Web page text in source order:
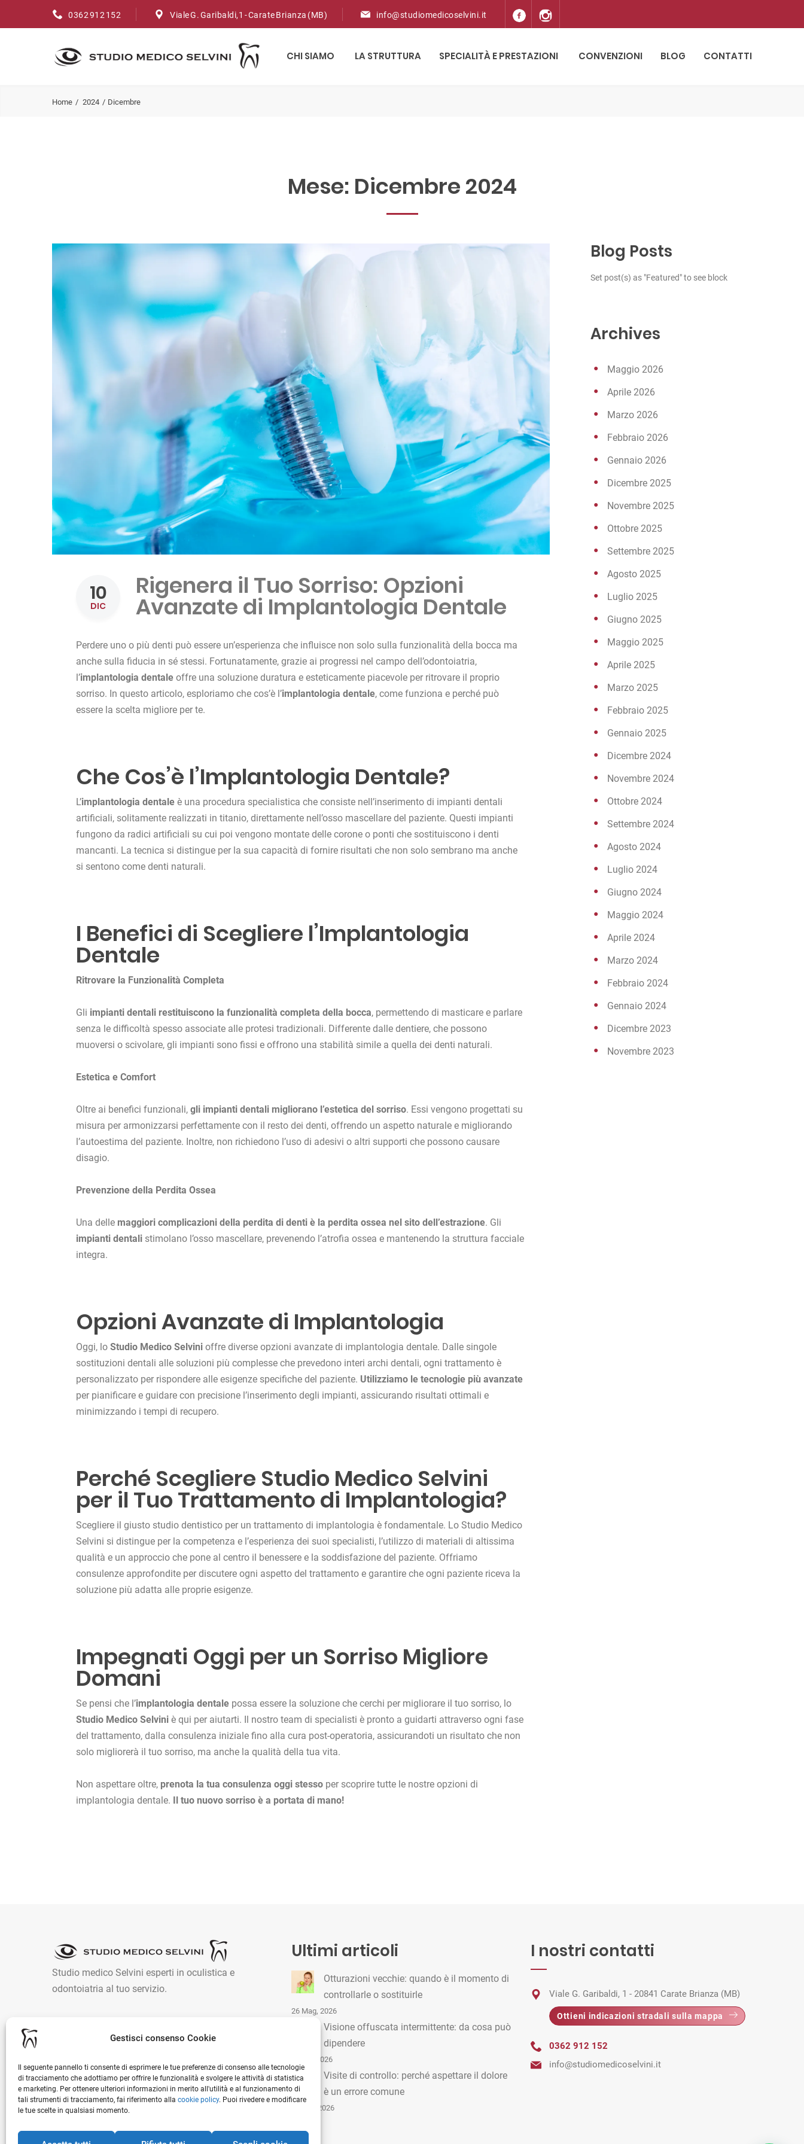
Gestisci consenso Cookie
Il seguente pannello ti consente di esprimere le tue preferenze di consenso alle tecnologie
di tracciamento che adottiamo per offrire le funzionalità e svolgere le attività di statistica
e marketing. Per ottenere ulteriori informazioni in merito all'utilità e al funzionamento di
tali strumenti di tracciamento, fai riferimento alla cookie policy. Puoi rivedere e modificare
le tue scelte in qualsiasi momento.
0362 912 152 Viale G. Garibaldi,1 - Carate Brianza (MB) info@studiomedicoselvini.it
CHI SIAMO LA STRUTTURA SPECIALITÀ E PRESTAZIONI CONVENZIONI BLOG CONTATTI
Home 2024 Dicembre
Mese: Dicembre 2024
10
DIC
Rigenera il Tuo Sorriso: Opzioni
Avanzate di Implantologia Dentale
Perdere uno o più denti può essere un’esperienza che influisce non solo sulla funzionalità della bocca ma
anche sulla fiducia in sé stessi. Fortunatamente, grazie ai progressi nel campo dell’odontoiatria,
l’implantologia dentale offre una soluzione duratura e esteticamente piacevole per ritrovare il proprio
sorriso. In questo articolo, esploriamo che cos’è l’implantologia dentale, come funziona e perché può
essere la scelta migliore per te.
Che Cos’è l’Implantologia Dentale?
L’implantologia dentale è una procedura specialistica che consiste nell’inserimento di impianti dentali
artificiali, solitamente realizzati in titanio, direttamente nell’osso mascellare del paziente. Questi impianti
fungono da radici artificiali su cui poi vengono montate delle corone o ponti che sostituiscono i denti
mancanti. La tecnica si distingue per la sua capacità di fornire risultati che non solo sembrano ma anche
si sentono come denti naturali.
I Benefici di Scegliere l’Implantologia
Dentale
Ritrovare la Funzionalità Completa
Gli impianti dentali restituiscono la funzionalità completa della bocca, permettendo di masticare e parlare
senza le difficoltà spesso associate alle protesi tradizionali. Differente dalle dentiere, che possono
muoversi o scivolare, gli impianti sono fissi e offrono una stabilità simile a quella dei denti naturali.
Estetica e Comfort
Oltre ai benefici funzionali, gli impianti dentali migliorano l’estetica del sorriso. Essi vengono progettati su
misura per armonizzarsi perfettamente con il resto dei denti, offrendo un aspetto naturale e migliorando
l’autoestima del paziente. Inoltre, non richiedono l’uso di adesivi o altri supporti che possono causare
disagio.
Prevenzione della Perdita Ossea
Una delle maggiori complicazioni della perdita di denti è la perdita ossea nel sito dell’estrazione. Gli
impianti dentali stimolano l’osso mascellare, prevenendo l’atrofia ossea e mantenendo la struttura facciale
integra.
Opzioni Avanzate di Implantologia
Oggi, lo Studio Medico Selvini offre diverse opzioni avanzate di implantologia dentale. Dalle singole
sostituzioni dentali alle soluzioni più complesse che prevedono interi archi dentali, ogni trattamento è
personalizzato per rispondere alle esigenze specifiche del paziente. Utilizziamo le tecnologie più avanzate
per pianificare e guidare con precisione l’inserimento degli impianti, assicurando risultati ottimali e
minimizzando i tempi di recupero.
Perché Scegliere Studio Medico Selvini
per il Tuo Trattamento di Implantologia?
Scegliere il giusto studio dentistico per un trattamento di implantologia è fondamentale. Lo Studio Medico
Selvini si distingue per la competenza e l’esperienza dei suoi specialisti, l’utilizzo di materiali di altissima
qualità e un approccio che pone al centro il benessere e la soddisfazione del paziente. Offriamo
consulenze approfondite per discutere ogni aspetto del trattamento e garantire che ogni paziente riceva la
soluzione più adatta alle proprie esigenze.
Impegnati Oggi per un Sorriso Migliore
Domani
Se pensi che l’implantologia dentale possa essere la soluzione che cerchi per migliorare il tuo sorriso, lo
Studio Medico Selvini è qui per aiutarti. Il nostro team di specialisti è pronto a guidarti attraverso ogni fase
del trattamento, dalla consulenza iniziale fino alla cura post-operatoria, assicurandoti un risultato che non
solo migliorerà il tuo sorriso, ma anche la qualità della tua vita.
Non aspettare oltre, prenota la tua consulenza oggi stesso per scoprire tutte le nostre opzioni di
implantologia dentale. Il tuo nuovo sorriso è a portata di mano!
Blog Posts
Set post(s) as "Featured" to see block
Archives
Maggio 2026
Aprile 2026
Marzo 2026
Febbraio 2026
Gennaio 2026
Dicembre 2025
Novembre 2025
Ottobre 2025
Settembre 2025
Agosto 2025
Luglio 2025
Giugno 2025
Maggio 2025
Aprile 2025
Marzo 2025
Febbraio 2025
Gennaio 2025
Dicembre 2024
Novembre 2024
Ottobre 2024
Settembre 2024
Agosto 2024
Luglio 2024
Giugno 2024
Maggio 2024
Aprile 2024
Marzo 2024
Febbraio 2024
Gennaio 2024
Dicembre 2023
Novembre 2023
Studio medico Selvini esperti in oculistica e
odontoiatria al tuo servizio.
Ultimi articoli
Otturazioni vecchie: quando è il momento di
controllarle o sostituirle
26 Mag, 2026
Visione offuscata intermittente: da cosa può
dipendere
19 Apr, 2026
Visite di controllo: perché aspettare il dolore
è un errore comune
15 Mar, 2026
I nostri contatti
Viale G. Garibaldi, 1 - 20841 Carate Brianza (MB)
Ottieni indicazioni stradali sulla mappa
0362 912 152
info@studiomedicoselvini.it